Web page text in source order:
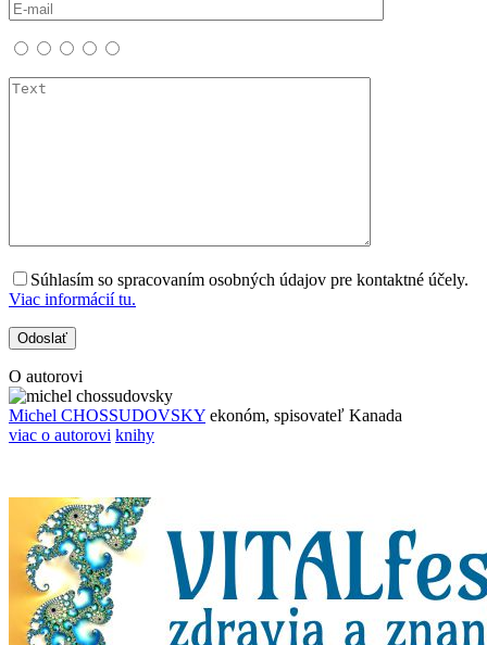
Súhlasím so spracovaním osobných údajov pre kontaktné účely.
Viac informácií tu.
O autorovi
Michel CHOSSUDOVSKY ekonóm, spisovateľ Kanada
viac o autorovi knihy